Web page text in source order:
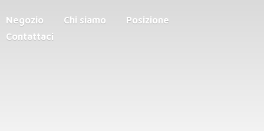
Negozio Chi siamo
Posizione
Contattaci